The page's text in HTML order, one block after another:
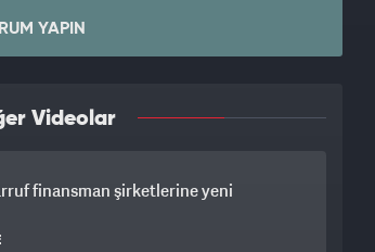
YAPIN
Videolar
finansman şirketlerine yeni